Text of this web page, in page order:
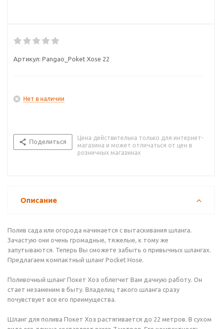
Артикул: Pangao_Poket Xose 22
Нет в наличии
Поделиться
Цена действительна только для интернет-
магазина и может отличаться от цен в
розничных магазинах
Описание
Полив сада или огорода начинается с вытаскивания шланга.
Зачастую они очень громадные, тяжелые, к тому же
запутываются. Теперь Вы сможете забыть о привычных шлангах.
Предлагаем компактный шланг Pocket Hose.
Поливочный шланг Покет Хоз облегчит Вам дачную работу. Он
стает незаменим в быту. Владелиц такого шланга сразу
почувствует все его преимущества.
Шланг для полива Покет Хоз растягивается до 22 метров. В сухом